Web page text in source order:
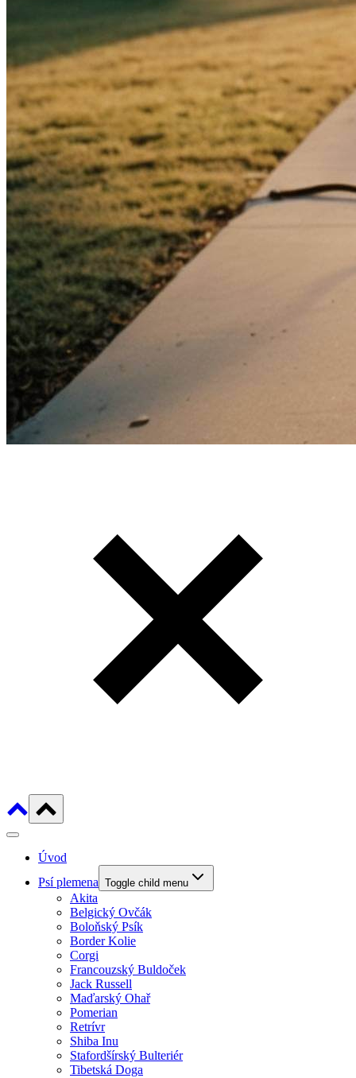
Úvod
Psí plemena Toggle child menu
Akita
Belgický Ovčák
Boloňský Psík
Border Kolie
Corgi
Francouzský Buldoček
Jack Russell
Maďarský Ohař
Pomerian
Retrívr
Shiba Inu
Stafordšírský Bulteriér
Tibetská Doga